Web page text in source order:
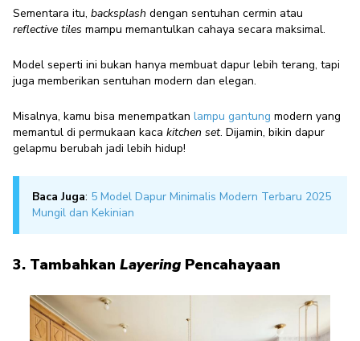
Sementara itu, backsplash dengan sentuhan cermin atau
reflective tiles mampu memantulkan cahaya secara maksimal.
Model seperti ini bukan hanya membuat dapur lebih terang, tapi
juga memberikan sentuhan modern dan elegan.
Misalnya, kamu bisa menempatkan lampu gantung modern yang
memantul di permukaan kaca kitchen set. Dijamin, bikin dapur
gelapmu berubah jadi lebih hidup!
Baca Juga: 5 Model Dapur Minimalis Modern Terbaru 2025
Mungil dan Kekinian
3. Tambahkan Layering Pencahayaan